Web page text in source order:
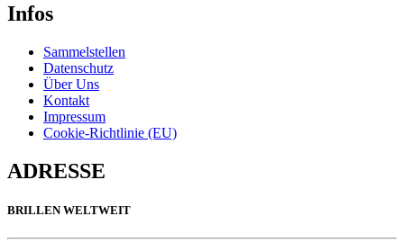
Infos
Sammelstellen
Datenschutz
Über Uns
Kontakt
Impressum
Cookie-Richtlinie (EU)
ADRESSE
BRILLEN WELTWEIT